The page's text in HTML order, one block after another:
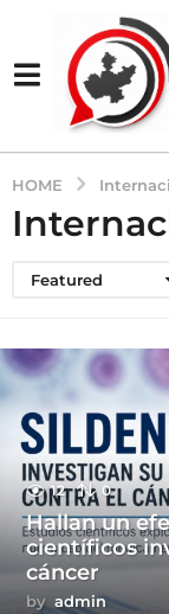
HOME
Featured
12 0
Hallan un
científicos
cáncer
by admin